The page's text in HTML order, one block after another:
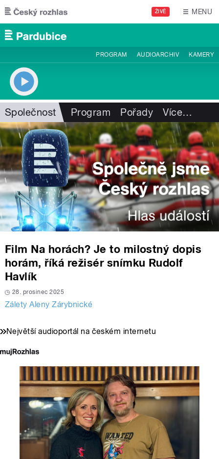
Přejít k hlavnímu obsahu
ŽIVĚ MENU
PROGRAM AUDIOARCHIV KAMERY
Společnost Program Pořady Více…
Film Na horách? Je to milostný dopis
horám, říká režisér snímku Rudolf
Havlík
28. prosinec 2025
Zálety Aleny Zárybnické
Největší audioportál na českém internetu